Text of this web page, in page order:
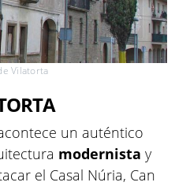
Vilatorta
un auténtico
modernista y
el Casal Núria, Can